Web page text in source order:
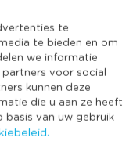
te
te bieden en om
we informatie
voor social
kunnen deze
die u aan ze heeft
van uw gebruik